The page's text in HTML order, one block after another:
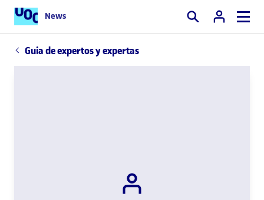
News Buscar
Guia de expertos y expertas